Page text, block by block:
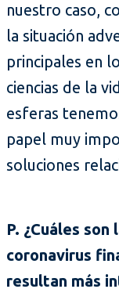
nuestro caso,
la situación
principales en
ciencias de la
esferas
papel muy
soluciones
P. ¿Cuáles
coronavirus
resultan más